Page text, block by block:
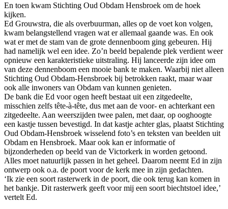
En toen kwam Stichting Oud Obdam Hensbroek om de hoek
kijken.
Ed Grouwstra, die als overbuurman, alles op de voet kon volgen,
kwam belangstellend vragen wat er allemaal gaande was. En ook
wat er met de stam van de grote dennenboom ging gebeuren. Hij
had namelijk wel een idee. Zo’n beeld bepalende plek verdient weer
opnieuw een karakteristieke uitstraling. Hij lanceerde zijn idee om
van deze dennenboom een mooie bank te maken. Waarbij niet alleen
Stichting Oud Obdam-Hensbroek bij betrokken raakt, maar waar
ook alle inwoners van Obdam van kunnen genieten.
De bank die Ed voor ogen heeft bestaat uit een zitgedeelte,
misschien zelfs tête-à-tête, dus met aan de voor- en achterkant een
zitgedeelte. Aan weerszijden twee palen, met daar, op ooghoogte
een kastje tussen bevestigd. In dat kastje achter glas, plaatst Stichting
Oud Obdam-Hensbroek wisselend foto’s en teksten van beelden uit
Obdam en Hensbroek. Maar ook kan er informatie of
bijzonderheden op beeld van de Victorkerk in worden getoond.
Alles moet natuurlijk passen in het geheel. Daarom neemt Ed in zijn
ontwerp ook o.a. de poort voor de kerk mee in zijn gedachten.
‘Ik zie een soort rasterwerk in de poort, die ook terug kan komen in
het bankje. Dit rasterwerk geeft voor mij een soort biechtstoel idee,’
vertelt Ed.